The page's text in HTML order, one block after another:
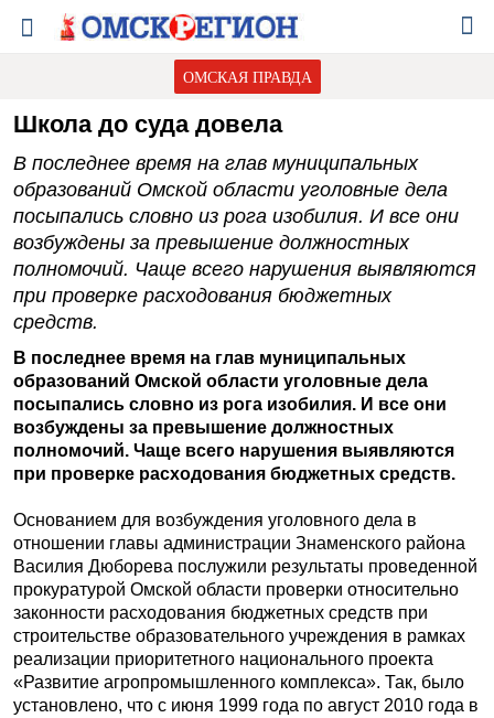
ОМСКАЯ ПРАВДА
Школа до суда довела
В последнее время на глав муниципальных
образований Омской области уголовные дела
посыпались словно из рога изобилия. И все они
возбуждены за превышение должностных
полномочий. Чаще всего нарушения выявляются
при проверке расходования бюджетных
средств.
В последнее время на глав муниципальных
образований Омской области уголовные дела
посыпались словно из рога изобилия. И все они
возбуждены за превышение должностных
полномочий. Чаще всего нарушения выявляются
при проверке расходования бюджетных средств.
Основанием для возбуждения уголовного дела в
отношении главы администрации Знаменского района
Василия Дюборева послужили результаты проведенной
прокуратурой Омской области проверки относительно
законности расходования бюджетных средств при
строительстве образовательного учреждения в рамках
реализации приоритетного национального проекта
«Развитие агропромышленного комплекса». Так, было
установлено, что с июня 1999 года по август 2010 года в